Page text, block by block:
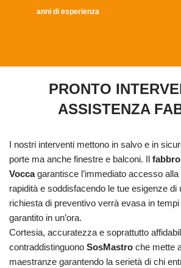
anni di esperienza
PRONTO
ASSISTENZA
I nostri interventi mettono in salvo e in
porte ma anche finestre e balconi. Il
Voccagarantisce l’immediato accesso
rapidità e soddisfacendo le tue esigenze di
richiesta di preventivo verrà evasa in tempi
garantito in un’ora.
Cortesia, accuratezza e soprattutto
contraddistinguono SosMastro che mette
maestranze garantendo la serietà di chi